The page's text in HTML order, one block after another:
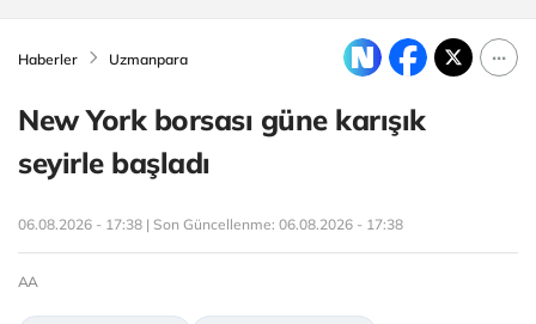
Haberler Uzmanpara
New York borsası güne karışık
seyirle başladı
06.08.2026 - 17:38 | Son Güncellenme: 06.08.2026 - 17:38
AA